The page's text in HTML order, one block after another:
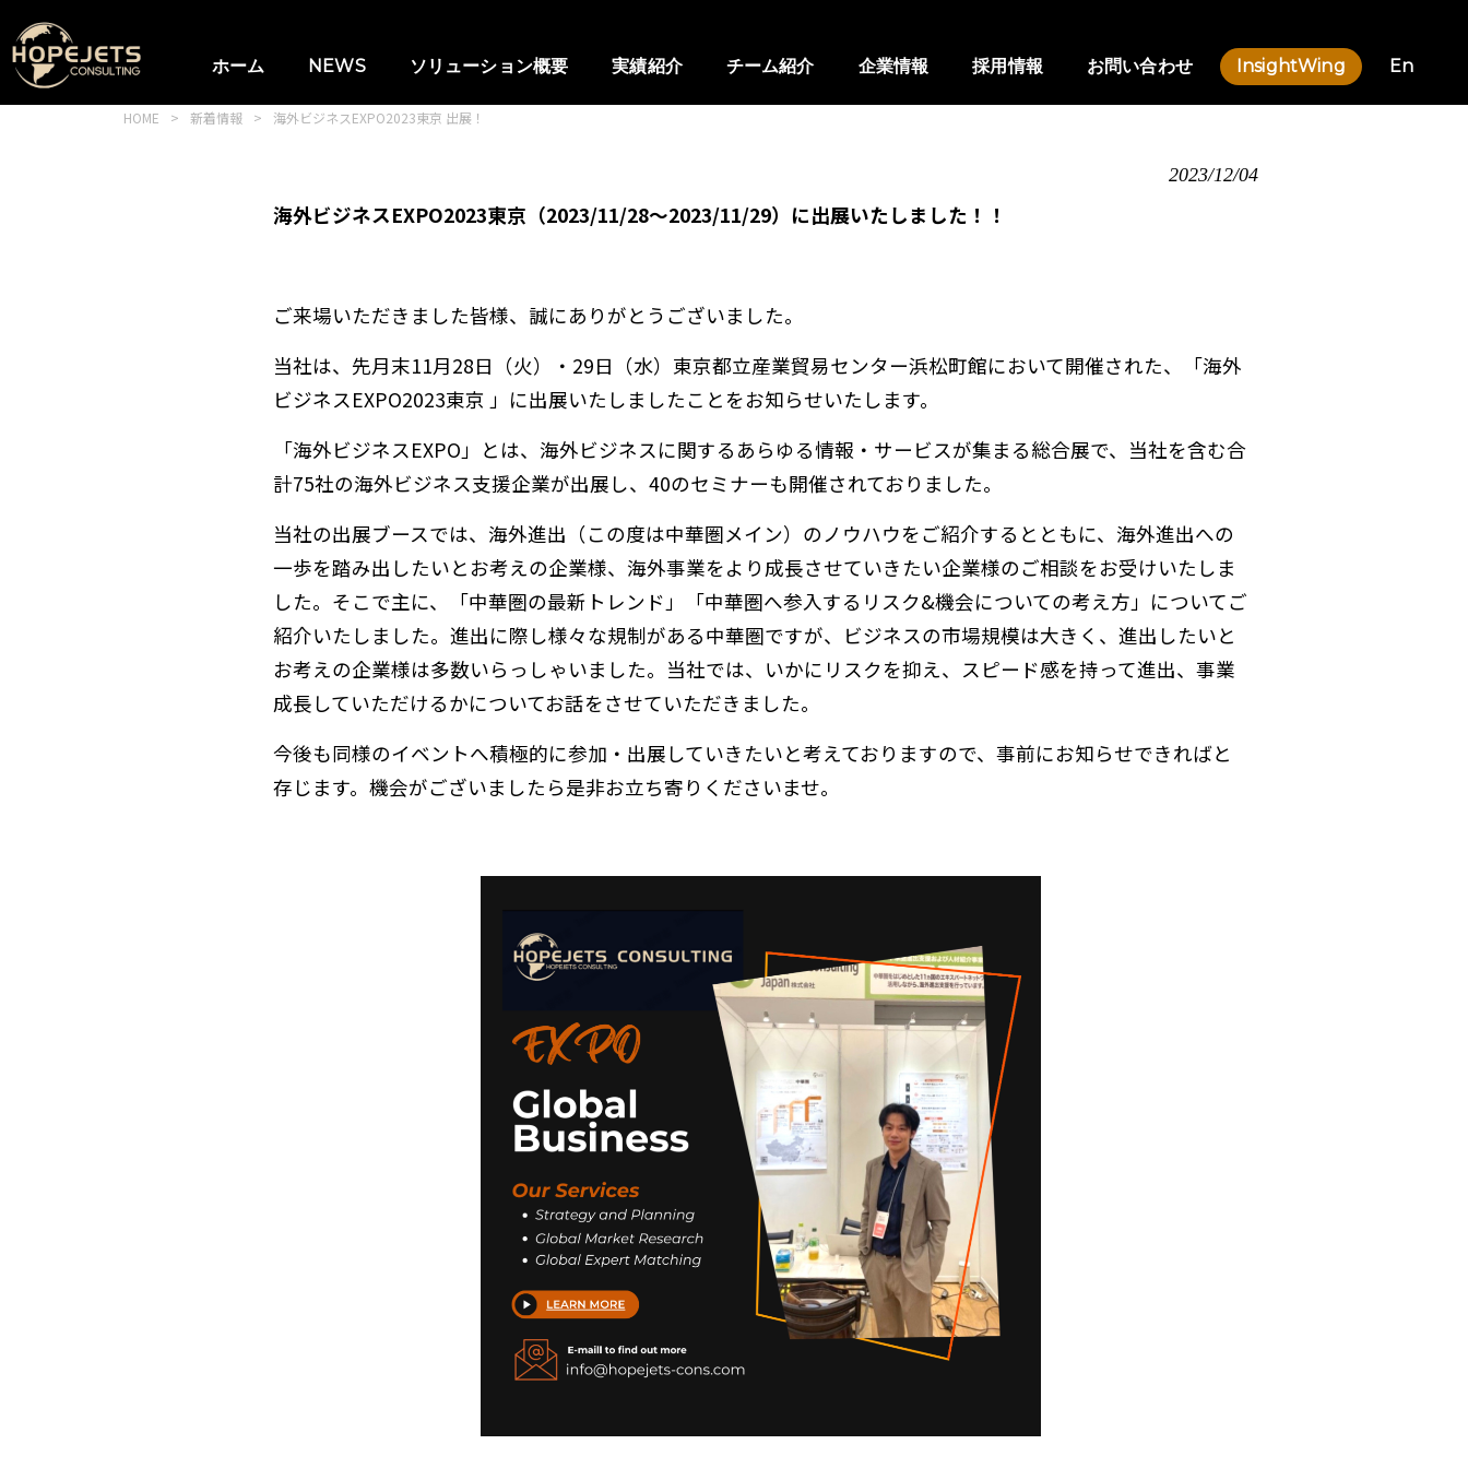
ホーム NEWS ソリューション概要 実績紹介 チーム紹介 企業情報 採用情報 お問い合わせ InsightWing En
HOME > 新着情報 > 海外ビジネスEXPO2023東京 出展！
2023/12/04
海外ビジネスEXPO2023東京（2023/11/28～2023/11/29）に出展いたしました！！
ご来場いただきました皆様、誠にありがとうございました。
当社は、先月末11月28日（火）・29日（水）東京都立産業貿易センター浜松町館において開催された、「海外
ビジネスEXPO2023東京 」に出展いたしましたことをお知らせいたします。
「海外ビジネスEXPO」とは、海外ビジネスに関するあらゆる情報・サービスが集まる総合展で、当社を含む合
計75社の海外ビジネス支援企業が出展し、40のセミナーも開催されておりました。
当社の出展ブースでは、海外進出（この度は中華圏メイン）のノウハウをご紹介するとともに、海外進出への
一歩を踏み出したいとお考えの企業様、海外事業をより成長させていきたい企業様のご相談をお受けいたしま
した。そこで主に、「中華圏の最新トレンド」「中華圏へ参入するリスク&機会についての考え方」についてご
紹介いたしました。進出に際し様々な規制がある中華圏ですが、ビジネスの市場規模は大きく、進出したいと
お考えの企業様は多数いらっしゃいました。当社では、いかにリスクを抑え、スピード感を持って進出、事業
成長していただけるかについてお話をさせていただきました。
今後も同様のイベントへ積極的に参加・出展していきたいと考えておりますので、事前にお知らせできればと
存じます。機会がございましたら是非お立ち寄りくださいませ。